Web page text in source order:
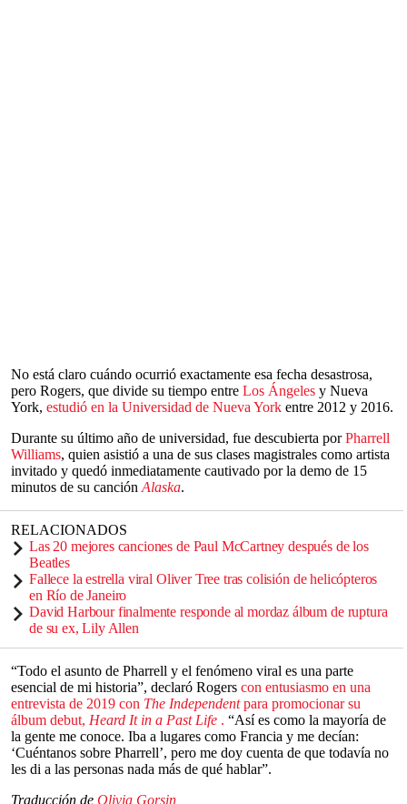
No está claro cuándo ocurrió exactamente esa fecha desastrosa,
pero Rogers, que divide su tiempo entre Los Ángeles y Nueva
York, estudió en la Universidad de Nueva York entre 2012 y 2016.
Durante su último año de universidad, fue descubierta porPharrell
Williams, quien asistió a una de sus clases magistrales como artista
invitado y quedó inmediatamente cautivado por la demo de 15
minutos de su canción Alaska.
RELACIONADOS
Las 20 mejores canciones de Paul McCartney después de los
Beatles
Fallece la estrella viral Oliver Tree tras colisión de helicópteros
en Río de Janeiro
David Harbour finalmente responde al mordaz álbum de ruptura
de su ex, Lily Allen
“Todo el asunto de Pharrell y el fenómeno viral es una parte
esencial de mi historia”, declaró Rogers con entusiasmo en una
entrevista de 2019 con The Independentpara promocionar su
álbum debut, Heard It in a Past Life . “Así es como la mayoría de
la gente me conoce. Iba a lugares como Francia y me decían:
‘Cuéntanos sobre Pharrell’, pero me doy cuenta de que todavía no
les di a las personas nada más de qué hablar”.
Traducción de Olivia Gorsin